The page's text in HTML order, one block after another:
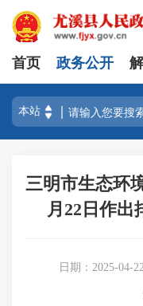
首页 政务公开
三明市生态环
月22日作出
日期：2025-04-